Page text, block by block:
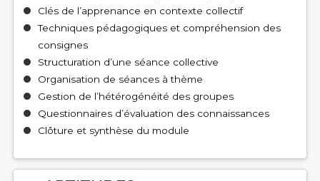
Clés de l’apprenance en contexte collectif
Techniques pédagogiques et compréhension des
consignes
Structuration d’une séance collective
Organisation de séances à thème
Gestion de l’hétérogénéité des groupes
Questionnaires d’évaluation des connaissances
Clôture et synthèse du module